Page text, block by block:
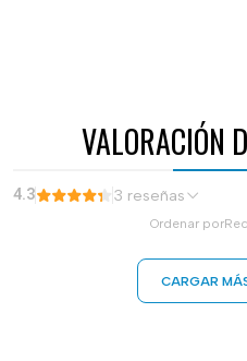
VALORACIÓN
4.3 3 reseñas
Ordenar por
CARGAR